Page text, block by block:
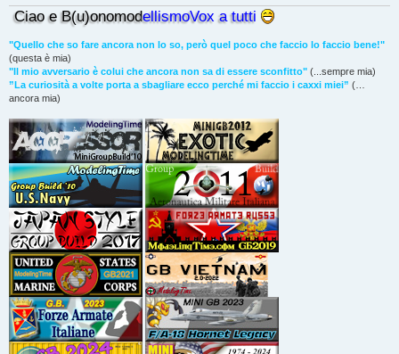
i
o
Ciao e B(u)onomodellismoVox a tutti
"Quello che so fare ancora non lo so, però quel poco che faccio lo faccio bene!"
(questa è mia)
"Il mio avversario è colui che ancora non sa di essere sconfitto" (...sempre mia)
”La curiosità a volte porta a sbagliare ecco perché mi faccio i caxxi miei” (…
ancora mia)